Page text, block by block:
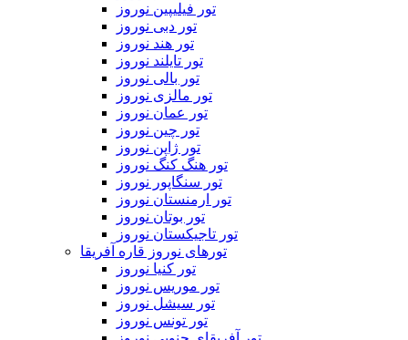
تور فیلیپین نوروز
تور دبی نوروز
تور هند نوروز
تور تایلند نوروز
تور بالی نوروز
تور مالزی نوروز
تور عمان نوروز
تور چین نوروز
تور ژاپن نوروز
تور هنگ کنگ نوروز
تور سنگاپور نوروز
تور ارمنستان نوروز
تور بوتان نوروز
تور تاجیکستان نوروز
تورهای نوروز قاره آفریقا
تور کنیا نوروز
تور موریس نوروز
تور سیشل نوروز
تور تونس نوروز